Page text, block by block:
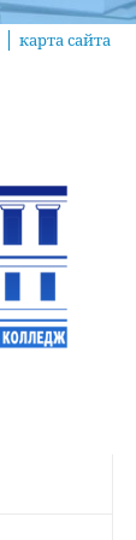
карта сайта